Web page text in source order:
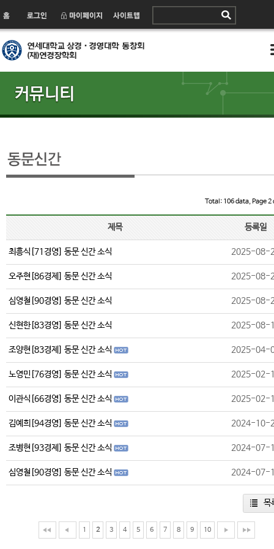
Total: 106 data, Page 2
제목 등록일
최흥식[71경영] 동문 신간 소식 2025-08-
오주현[86경제] 동문 신간 소식 2025-08-
심영철[90경영] 동문 신간 소식 2025-08-
신현한[83경영] 동문 신간 소식 2025-08-
조양현[83경제] 동문 신간 소식 2025-04-
노영민[76경영] 동문 신간 소식 2025-02-
이관식[66경영] 동문 신간 소식 2025-02-
김예희[94경영] 동문 신간 소식 2024-10-
조병현[93경제] 동문 신간 소식 2024-07-
심영철[90경영] 동문 신간 소식 2024-07-
목
1 2 3 4 5 6 7 8 9 10